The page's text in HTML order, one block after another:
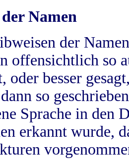
Namen
der
offensichtlich so
oder besser
so
Sprache in
erkannt wurde,